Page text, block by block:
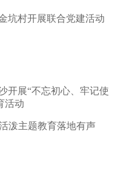
坑村开展联合党建活动
开展“不忘初心、牢记使
活动
泼主题教育落地有声